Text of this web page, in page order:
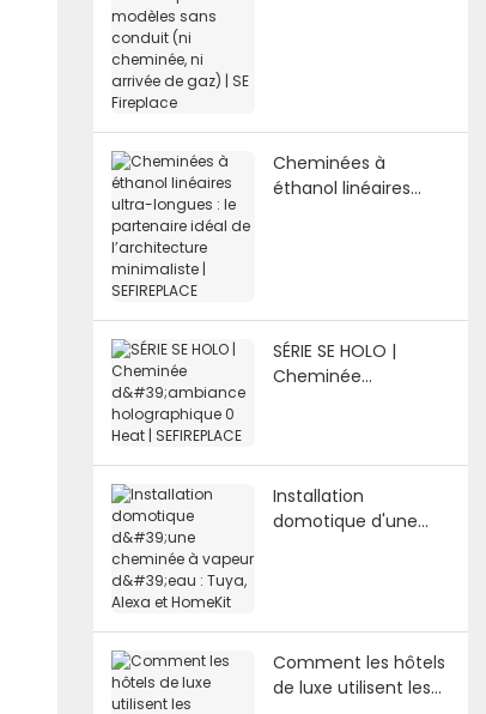
Cheminées à
éthanol linéaires
SÉRIE SE HOLO |
Cheminée
Installation
domotique d'une
Comment les hôtels
de luxe utilisent les